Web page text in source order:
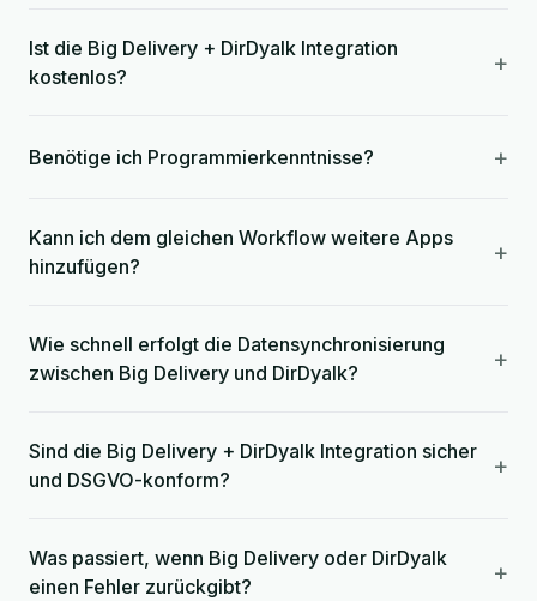
Ist die Big Delivery + DirDyalk Integration
kostenlos?
+
Benötige ich Programmierkenntnisse? +
Kann ich dem gleichen Workflow weitere Apps
hinzufügen?
+
Wie schnell erfolgt die Datensynchronisierung
zwischen Big Delivery und DirDyalk?
+
Sind die Big Delivery + DirDyalk Integration sicher
und DSGVO-konform?
+
Was passiert, wenn Big Delivery oder DirDyalk
einen Fehler zurückgibt?
+